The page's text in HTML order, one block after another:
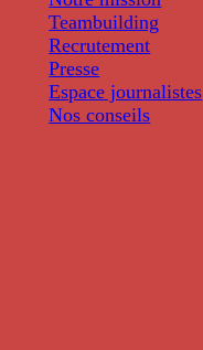
Teambuilding
Recrutement
Presse
Espace journalistes
Nos conseils